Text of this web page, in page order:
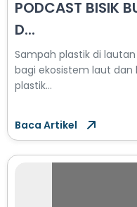
PODCAST BISIK
D...
Sampah plastik di
bagi ekosistem laut dan
plastik...
Baca Artikel